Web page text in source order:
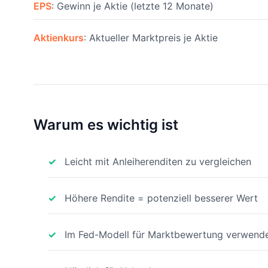
EPS: Gewinn je Aktie (letzte 12 Monate)
Aktienkurs: Aktueller Marktpreis je Aktie
Warum es wichtig ist
Leicht mit Anleiherenditen zu vergleichen
Höhere Rendite = potenziell besserer Wert
Im Fed-Modell für Marktbewertung